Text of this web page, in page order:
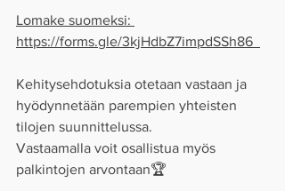
Lomake suomeksi:
https://forms.gle/3kjHdbZ7impdSSh86
Kehitysehdotuksia otetaan vastaan ja
hyödynnetään parempien yhteisten
tilojen suunnittelussa.
Vastaamalla voit osallistua myös
palkintojen arvontaan🏆